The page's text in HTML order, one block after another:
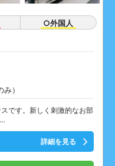
○外国人
）
です。新しく刺激的なお部
詳細を見る